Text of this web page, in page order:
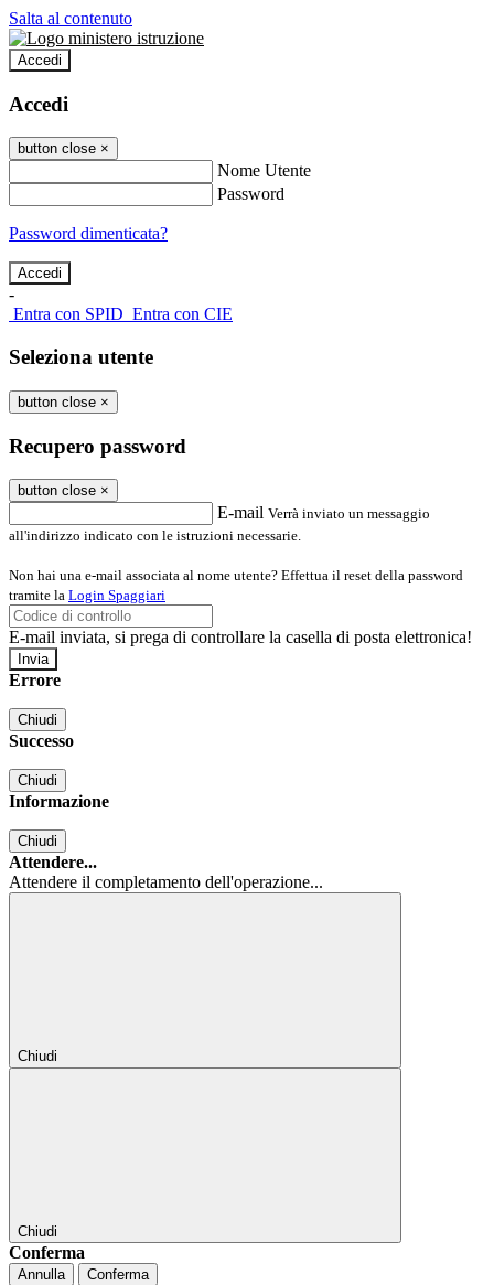
Salta al contenuto
Accedi
Accedi
button close ×
Nome Utente
Password
Password dimenticata?
-
Entra con SPID Entra con CIE
Seleziona utente
button close ×
Recupero password
button close ×
E-mail Verrà inviato un messaggio
all'indirizzo indicato con le istruzioni necessarie.
Non hai una e-mail associata al nome utente? Effettua il reset della password
tramite la Login Spaggiari
E-mail inviata, si prega di controllare la casella di posta elettronica!
Errore
Chiudi
Successo
Chiudi
Informazione
Chiudi
Attendere...
Attendere il completamento dell'operazione...
Chiudi
Chiudi
Conferma
Annulla Conferma